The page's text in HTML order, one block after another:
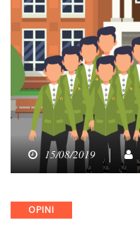
15/08/2019
Categories
OPINI